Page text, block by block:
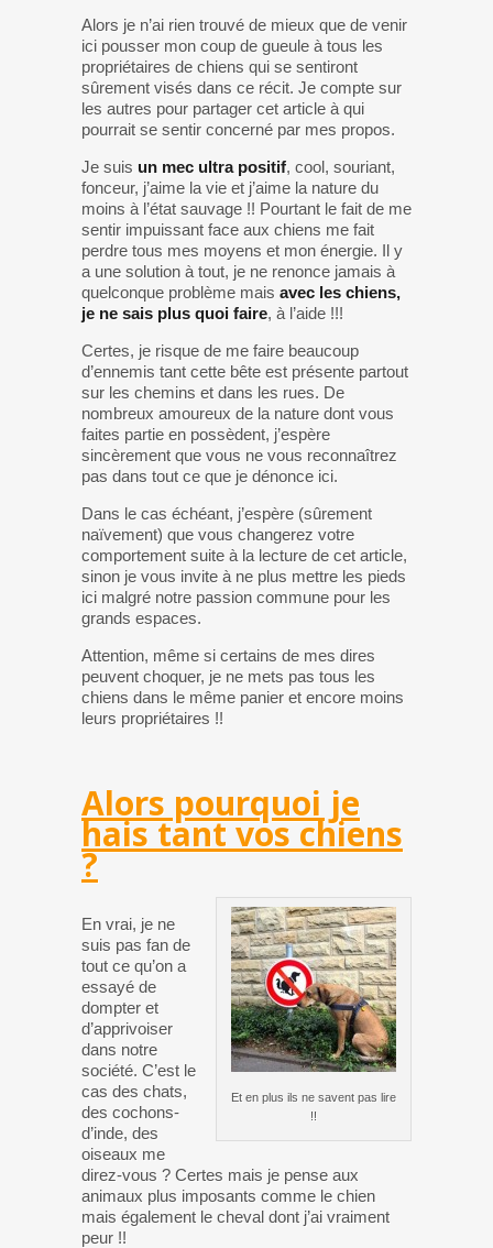
Alors je n’ai rien trouvé de mieux que de venir
ici pousser mon coup de gueule à tous les
propriétaires de chiens qui se sentiront
sûrement visés dans ce récit. Je compte sur
les autres pour partager cet article à qui
pourrait se sentir concerné par mes propos.
Je suis un mec ultra positif, cool, souriant,
fonceur, j’aime la vie et j’aime la nature du
moins à l’état sauvage !! Pourtant le fait de me
sentir impuissant face aux chiens me fait
perdre tous mes moyens et mon énergie. Il y
a une solution à tout, je ne renonce jamais à
quelconque problème mais avec les chiens,
je ne sais plus quoi faire, à l’aide !!!
Certes, je risque de me faire beaucoup
d’ennemis tant cette bête est présente partout
sur les chemins et dans les rues. De
nombreux amoureux de la nature dont vous
faites partie en possèdent, j’espère
sincèrement que vous ne vous reconnaîtrez
pas dans tout ce que je dénonce ici.
Dans le cas échéant, j’espère (sûrement
naïvement) que vous changerez votre
comportement suite à la lecture de cet article,
sinon je vous invite à ne plus mettre les pieds
ici malgré notre passion commune pour les
grands espaces.
Attention, même si certains de mes dires
peuvent choquer, je ne mets pas tous les
chiens dans le même panier et encore moins
leurs propriétaires !!
Alors pourquoi je
hais tant vos chiens
?
Et en plus ils ne savent pas lire
!!
En vrai, je ne
suis pas fan de
tout ce qu’on a
essayé de
dompter et
d’apprivoiser
dans notre
société. C’est le
cas des chats,
des cochons-
d’inde, des
oiseaux me
direz-vous ? Certes mais je pense aux
animaux plus imposants comme le chien
mais également le cheval dont j’ai vraiment
peur !!